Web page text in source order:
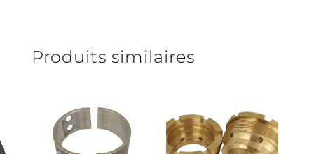
Produits similaires